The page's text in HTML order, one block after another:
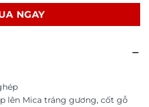
NGAY
lên Mica tráng gương, cốt gỗ